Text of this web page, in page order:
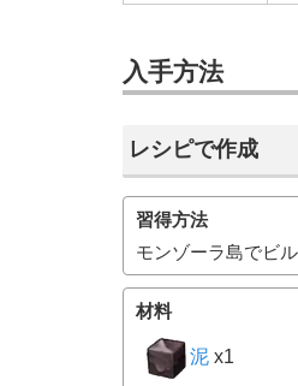
入手方法
レシピで作成
習得方法
モンゾーラ島でビ
材料
泥 x1